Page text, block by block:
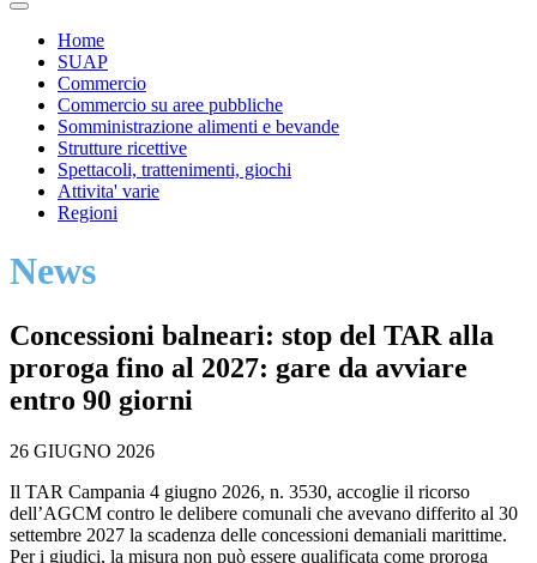
Home
SUAP
Commercio
Commercio su aree pubbliche
Somministrazione alimenti e bevande
Strutture ricettive
Spettacoli, trattenimenti, giochi
Attivita' varie
Regioni
News
Concessioni balneari: stop del TAR alla
proroga fino al 2027: gare da avviare
entro 90 giorni
26 GIUGNO 2026
Il TAR Campania 4 giugno 2026, n. 3530, accoglie il ricorso
dell’AGCM contro le delibere comunali che avevano differito al 30
settembre 2027 la scadenza delle concessioni demaniali marittime.
Per i giudici, la misura non può essere qualificata come proroga